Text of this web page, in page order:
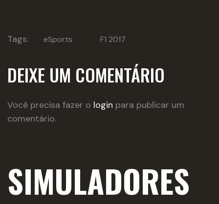
Tags: eSports F1 2017
DEIXE UM COMENTÁRIO
Você precisa fazer o login para publicar um
comentário.
SIMULADORES